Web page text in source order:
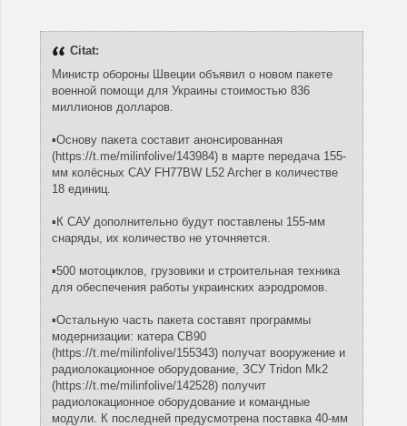
Citat:
Министр обороны Швеции объявил о новом пакете
военной помощи для Украины стоимостью 836
миллионов долларов.
▪️Основу пакета составит анонсированная
(https://t.me/milinfolive/143984) в марте передача 155-
мм колёсных САУ FH77BW L52 Archer в количестве
18 единиц.
▪️К САУ дополнительно будут поставлены 155-мм
снаряды, их количество не уточняется.
▪️500 мотоциклов, грузовики и строительная техника
для обеспечения работы украинских аэродромов.
▪️Остальную часть пакета составят программы
модернизации: катера CB90
(https://t.me/milinfolive/155343) получат вооружение и
радиолокационное оборудование, ЗСУ Tridon Mk2
(https://t.me/milinfolive/142528) получит
радиолокационное оборудование и командные
модули. К последней предусмотрена поставка 40-мм